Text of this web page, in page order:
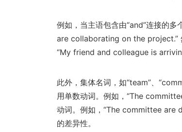
例如，当主语包含由“and”连接的
are collaborating on the project.”
“My friend and colleague is
此外，集体名词，如“team”、
用单数动词。例如，“The
动词。例如，“The committee are
的差异性。